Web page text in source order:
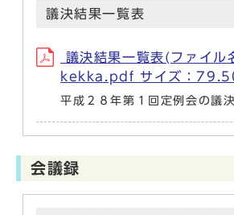
議決結果一覧表
議決結果一覧表(ファイ
kekka.pdf サイズ：
平成２８年第１回定例会の議
会議録